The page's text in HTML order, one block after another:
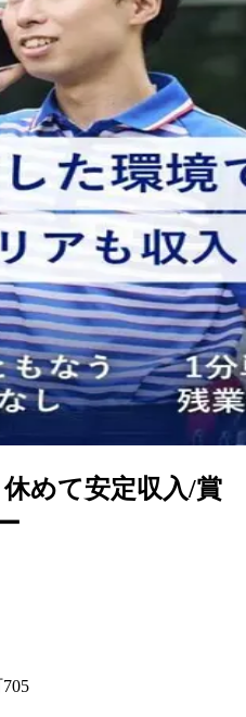
めて安定収入/賞